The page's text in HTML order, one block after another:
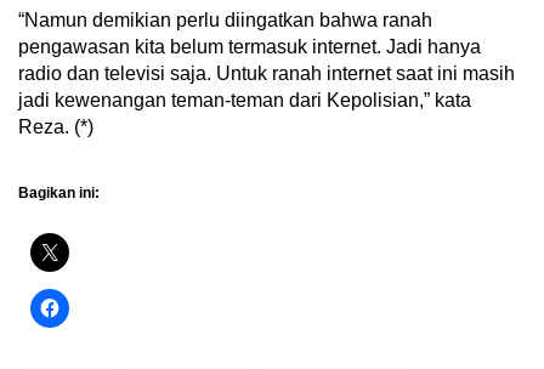
“Namun demikian perlu diingatkan bahwa ranah
pengawasan kita belum termasuk internet. Jadi hanya
radio dan televisi saja. Untuk ranah internet saat ini masih
jadi kewenangan teman-teman dari Kepolisian,” kata
Reza. (*)
Bagikan ini: